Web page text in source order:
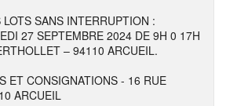
SANS INTERRUPTION :
27 SEPTEMBRE 2024 DE 9H 0 17H
– 94110 ARCUEIL.
ET CONSIGNATIONS - 16 RUE
ARCUEIL